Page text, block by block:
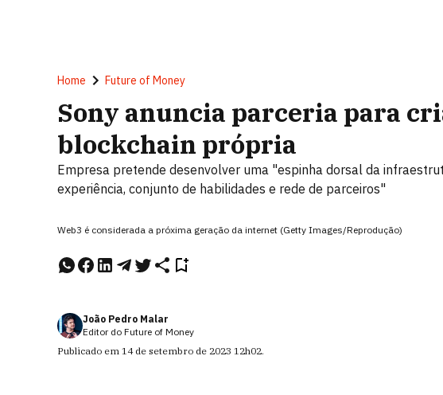
Home Future of Money
Sony anuncia parceria para
blockchain própria
Empresa pretende desenvolver uma "espinha dorsal da
experiência, conjunto de habilidades e rede de parceiros"
Web3 é considerada a próxima geração da internet (Getty Images/Reprodução)
João Pedro Malar
Editor do Future of Money
Publicado em 14 de setembro de 2023 12h02.